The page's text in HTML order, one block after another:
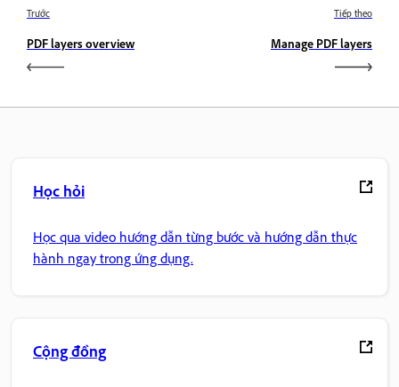
Trước
PDF layers overview
Tiếp theo
Manage PDF layers
Học hỏi
Học qua video hướng dẫn từng bước và hướng dẫn thực
hành ngay trong ứng dụng.
Cộng đồng